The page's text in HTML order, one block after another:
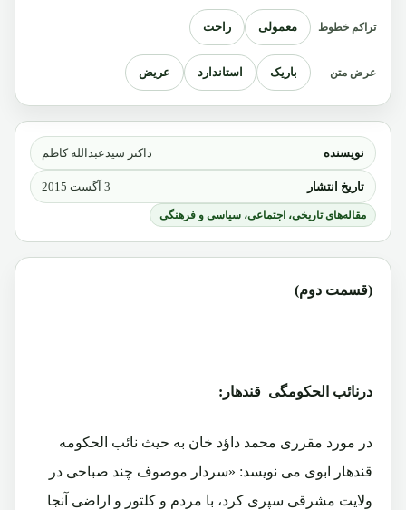
نویسنده داکتر سیدعبدالله کاظم
تاریخ انتشار 3 آگست 2015
مقاله‌های تاریخی، اجتماعی، سیاسی و فرهنگی
(قسمت دوم)
درنائب الحکومگی قندهار:
در مورد مقرری محمد داؤد خان به حیث نائب الحکومه
قندهار ابوی می نویسد: «سردار موصوف چند صباحی در
ولایت مشرقی سپری کرد، با مردم و کلتور و اراضی آنجا
تراکم خطوط معمولی راحت
عرض متن باریک استاندارد عریض